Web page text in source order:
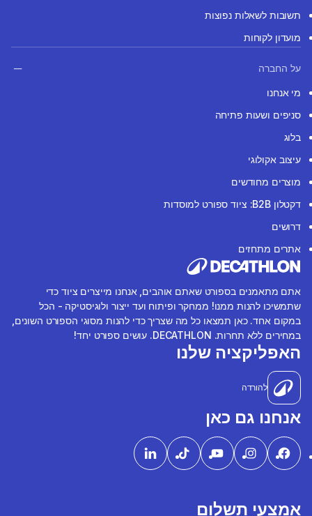
תשובות לשאלות נפוצות
מועדון לקוחות
על החברה
מי אנחנו
סניפים ושעות פתיחה
בלוג
עיצוב אקולוגי
מוצרים מחודשים
דקטלון B2B: ציוד ספורט למוסדות
דרושים
אתרים מתחזים
אתם מתאמנים בספורט שאתם אוהבים, אנחנו מייצרים ציוד כדי
שתמשיכו להנות ממנו! ממחקר ופיתוח ועד ייצור ולוגיסטיקה - הכל
במקום אחד. כאן תמצאו כל מה שצריך כדי להנות מסוגי הספורט השונים,
במחירים ללא תחרות. DECATHLON. עושים ספורט יחד!
האפליקציה שלנו
להורדה
אנחנו גם כאן
אמצעי תשלום